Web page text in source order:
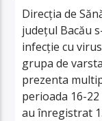
Direcția de
județul Bacău
infecție cu
grupa de
prezenta
perioada 16-
au înregistrat